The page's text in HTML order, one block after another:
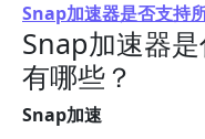
Snap加速器是否支持
Snap加速器
有哪些？
Snap加速